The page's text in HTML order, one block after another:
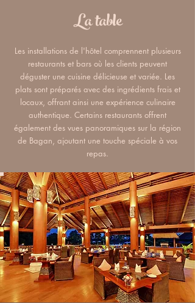
La table
Les installations de l'hôtel comprennent plusieurs
restaurants et bars où les clients peuvent
déguster une cuisine délicieuse et variée. Les
plats sont préparés avec des ingrédients frais et
locaux, offrant ainsi une expérience culinaire
authentique. Certains restaurants offrent
également des vues panoramiques sur la région
de Bagan, ajoutant une touche spéciale à vos
repas.